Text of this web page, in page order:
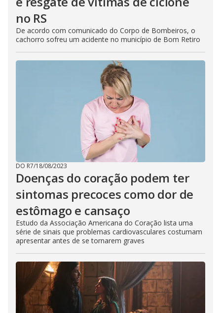
no RS
De acordo com comunicado do Corpo de Bombeiros, o
cachorro sofreu um acidente no município de Bom Retiro
DO R7/18/08/2023
Doenças do coração podem ter
sintomas precoces como dor de
estômago e cansaço
Estudo da Associação Americana do Coração lista uma
série de sinais que problemas cardiovasculares costumam
apresentar antes de se tornarem graves